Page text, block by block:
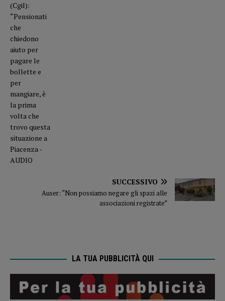
SUCCESSIVO
Auser: “Non possiamo negare gli spazi alle
associazioni registrate”
LA TUA PUBBLICITÀ QUI